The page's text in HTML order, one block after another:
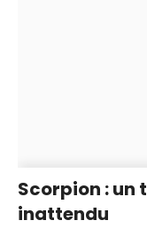
Scorpion : un
inattendu